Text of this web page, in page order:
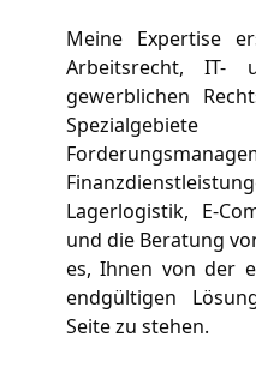
Meine Expertise
Arbeitsrecht, IT-
gewerblichen
Lagerlogistik, E-
und die Beratung
es, Ihnen von der
endgültigen
Seite zu stehen.